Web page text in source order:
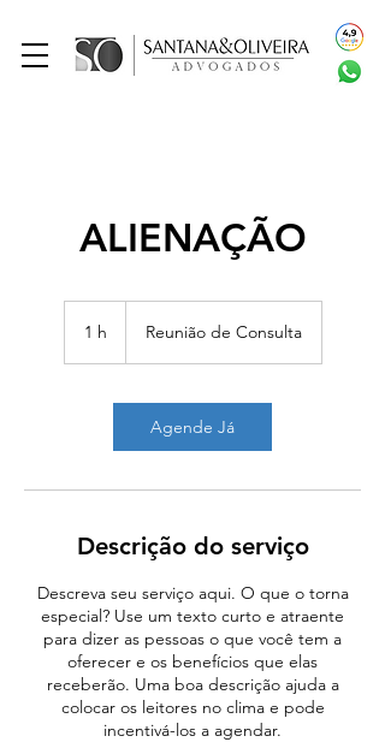
ALIENAÇÃO
1 h
Consulta
Reunião de Consulta
Agende Já
Descrição do serviço
Descreva seu serviço aqui. O que o torna
especial? Use um texto curto e atraente
para dizer as pessoas o que você tem a
oferecer e os benefícios que elas
receberão. Uma boa descrição ajuda a
colocar os leitores no clima e pode
incentivá-los a agendar.